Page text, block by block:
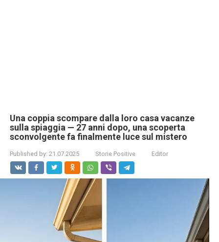
Una coppia scompare dalla loro casa vacanze
sulla spiaggia — 27 anni dopo, una scoperta
sconvolgente fa finalmente luce sul mistero
Published by: 21.07.2025 Storie Positive Editor